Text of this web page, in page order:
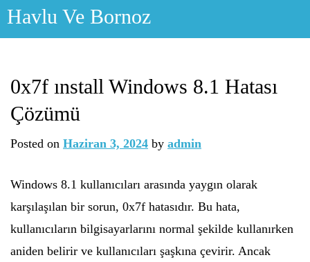
Skip
Havlu Ve Bornoz
0x7f ınstall Windows 8.1 Hatası
Çözümü
Posted on Haziran 3, 2024 by admin
Windows 8.1 kullanıcıları arasında yaygın olarak
karşılaşılan bir sorun, 0x7f hatasıdır. Bu hata,
kullanıcıların bilgisayarlarını normal şekilde kullanırken
aniden belirir ve kullanıcıları şaşkına çevirir. Ancak